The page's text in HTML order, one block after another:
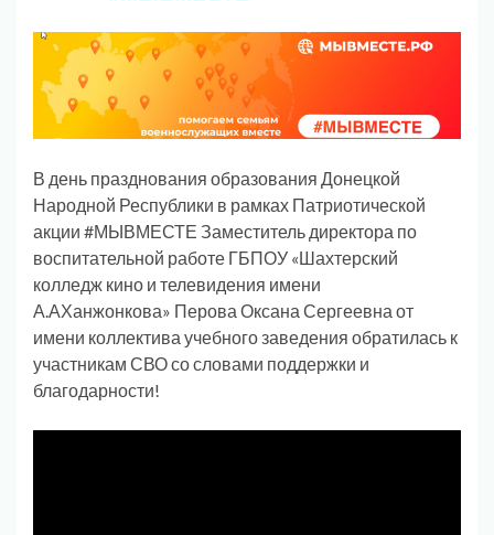
В день празднования образования Донецкой
Народной Республики в рамках Патриотической
акции #МЫВМЕСТЕ Заместитель директора по
воспитательной работе ГБПОУ «Шахтерский
колледж кино и телевидения имени
А.АХанжонкова» Перова Оксана Сергеевна от
имени коллектива учебного заведения обратилась к
участникам СВО со словами поддержки и
благодарности!